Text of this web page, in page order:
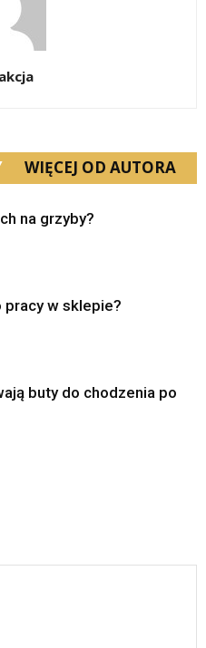
WIĘCEJ OD AUTORA
na grzyby?
pracy w sklepie?
buty do chodzenia po